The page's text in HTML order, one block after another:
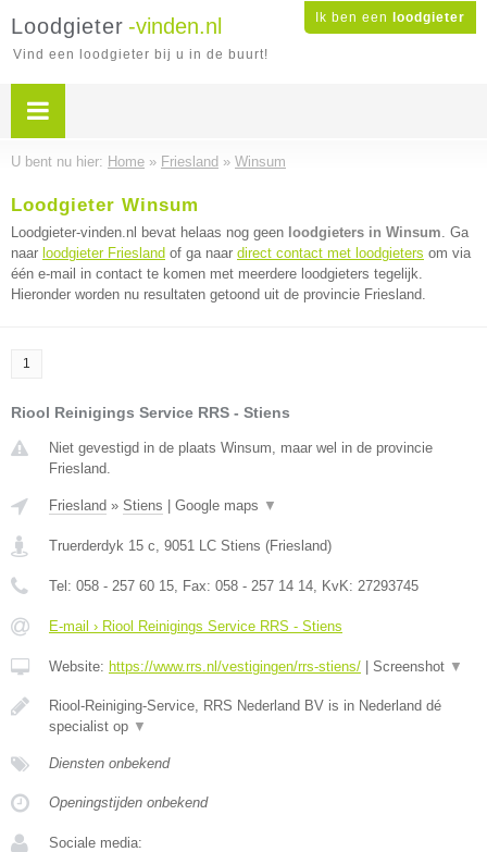
Ik ben een loodgieter
Loodgieter -vinden.nl
Vind een loodgieter bij u in de buurt!
U bent nu hier: Home » Friesland » Winsum
Loodgieter Winsum
Loodgieter-vinden.nl bevat helaas nog geen loodgieters in Winsum. Ga
naar loodgieter Friesland of ga naar direct contact met loodgieters om via
één e-mail in contact te komen met meerdere loodgieters tegelijk.
Hieronder worden nu resultaten getoond uit de provincie Friesland.
1
Riool Reinigings Service RRS - Stiens
Niet gevestigd in de plaats Winsum, maar wel in de provincie
Friesland.
Friesland » Stiens Google maps ▼
Truerderdyk 15 c, 9051 LC Stiens (Friesland)
Tel: 058 - 257 60 15, Fax: 058 - 257 14 14, KvK: 27293745
E-mail › Riool Reinigings Service RRS - Stiens
Website: https://www.rrs.nl/vestigingen/rrs-stiens/ Screenshot ▼
Riool-Reiniging-Service, RRS Nederland BV is in Nederland dé
specialist op ▼
Diensten onbekend
Openingstijden onbekend
Sociale media: